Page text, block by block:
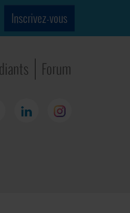
Inscrivez-vous
Forum